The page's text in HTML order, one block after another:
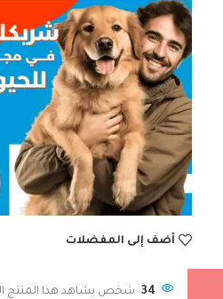
أضف إلى المفضلات
34 شخص يشاهد هذا المنتج